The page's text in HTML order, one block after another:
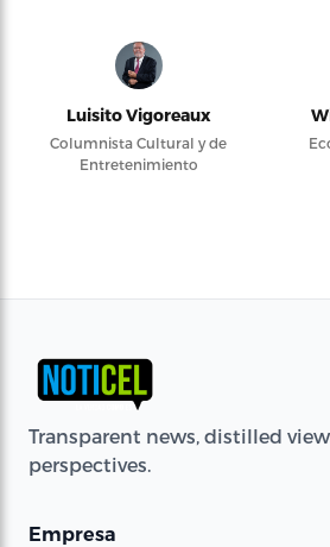
Luisito Vigoreaux
Columnista Cultural y de
Entretenimiento
Transparent news, distilled
perspectives.
Empresa